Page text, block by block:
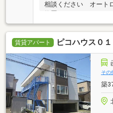
相談ください オート
賃貸アパート ピコハウス０１
その
築